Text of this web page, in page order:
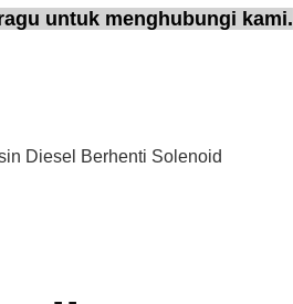
untuk menghubungi kami.
Diesel Berhenti Solenoid